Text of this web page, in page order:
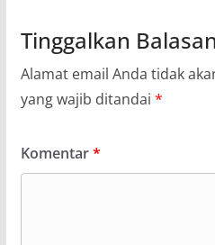
Tinggalkan Balasan
Alamat email Anda tidak
yang wajib ditandai *
Komentar*